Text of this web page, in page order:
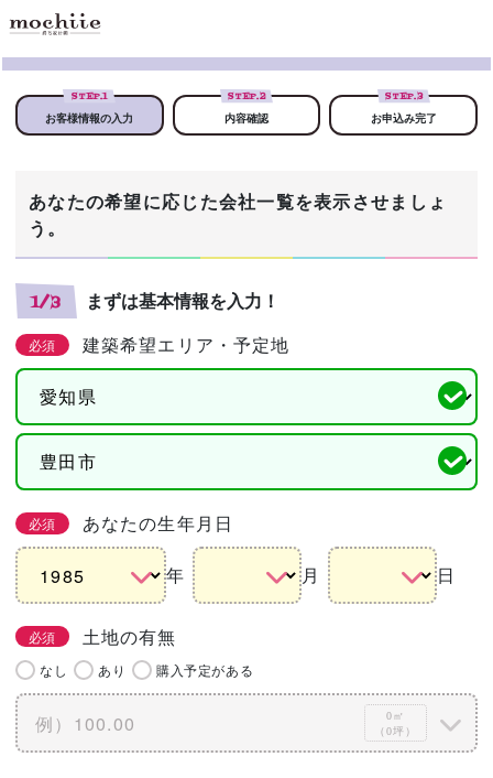
STEP.1
お客様情報の入力
STEP.2
内容確認
STEP.3
お申込み完了
あなたの希望に応じた会社一覧を表示させましょ
う。
1/3 まずは基本情報を入力！
必須 建築希望エリア・予定地
必須 あなたの生年月日
年 月 日
必須 土地の有無
なし あり 購入予定がある
0㎡
（0坪）